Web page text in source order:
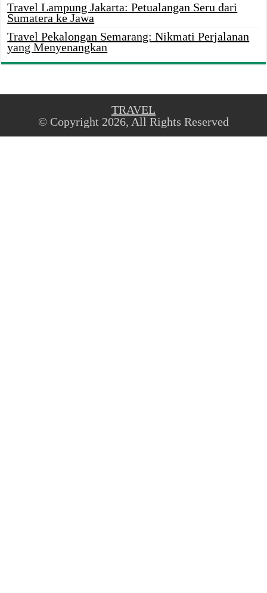
Travel Lampung Jakarta: Petualangan Seru dari
Sumatera ke Jawa
Travel Pekalongan Semarang: Nikmati Perjalanan
yang Menyenangkan
TRAVEL
© Copyright 2026, All Rights Reserved